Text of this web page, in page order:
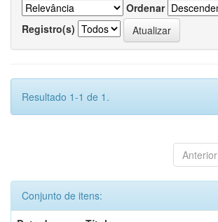
Ordenar
Registro(s)
Resultado 1-1 de 1.
Anterior
Conjunto de itens: